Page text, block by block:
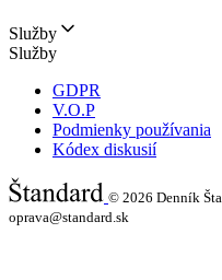
Služby
Služby
GDPR
V.O.P
Podmienky používania
Kódex diskusií
© 2026 Denník
oprava@standard.sk